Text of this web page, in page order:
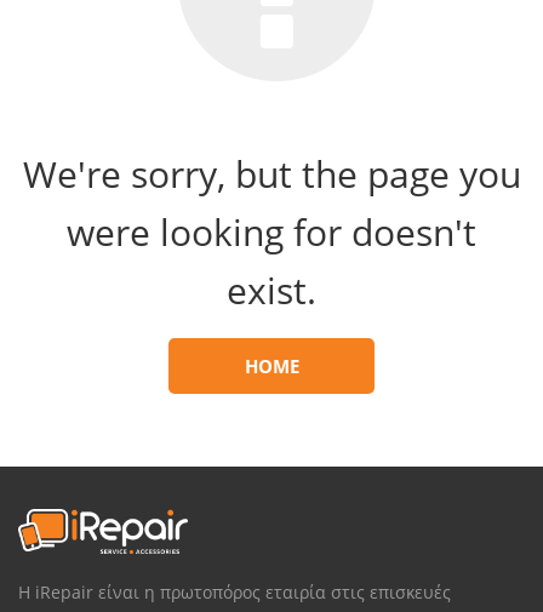
We're sorry, but the page you
were looking for doesn't
exist.
HOME
Η iRepair είναι η πρωτοπόρος εταιρία στις επισκευές